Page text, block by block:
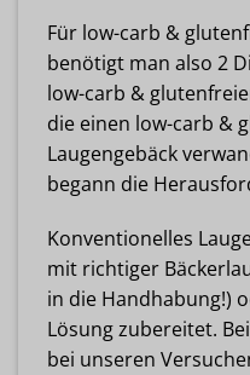
Für low-carb &
benötigt man also 2
low-carb &
die einen low-carb &
Laugengebäck
begann die
Konventionelles
mit richtiger
in die Handhabung!)
Lösung zubereitet.
bei unseren